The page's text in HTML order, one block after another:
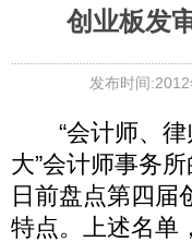
创业板发
发布时间
“会计师、律
大”会计师事务
日前盘点第四届
特点。上述名单